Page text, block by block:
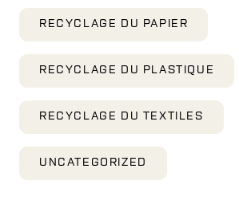
RECYCLAGE DU PAPIER
RECYCLAGE DU PLASTIQUE
RECYCLAGE DU TEXTILES
UNCATEGORIZED